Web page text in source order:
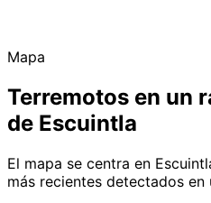
Mapa
Terremotos en un
de Escuintla
El mapa se centra en
más recientes detectados en